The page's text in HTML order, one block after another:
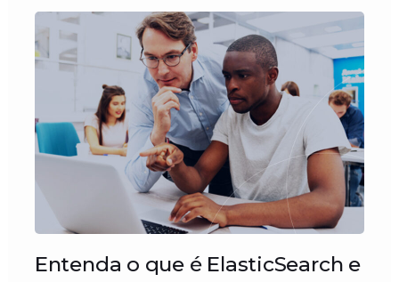
Entenda o que é ElasticSearch e